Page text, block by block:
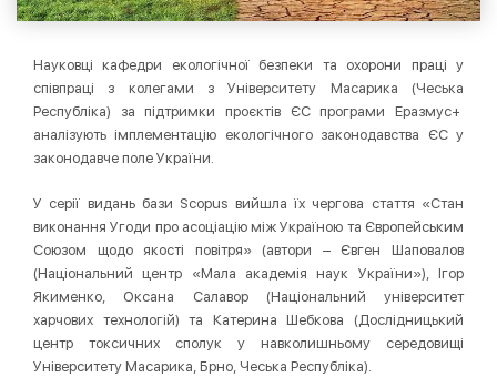
Науковці кафедри екологічної безпеки та охорони праці у
співпраці з колегами з Університету Масарика (Чеська
Республіка) за підтримки проєктів ЄС програми Еразмус+
аналізують імплементацію екологічного законодавства ЄС у
законодавче поле України.
У серії видань бази Scopus вийшла їх чергова стаття «Стан
виконання Угоди про асоціацію між Україною та Європейським
Союзом щодо якості повітря» (автори – Євген Шаповалов
(Національний центр «Мала академія наук України»), Ігор
Якименко, Оксана Салавор (Національний університет
харчових технологій) та Катерина Шебкова (Дослідницький
центр токсичних сполук у навколишньому середовищі
Університету Масарика, Брно, Чеська Республіка).